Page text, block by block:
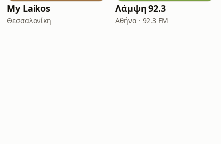
My Laikos
Θεσσαλονίκη
Λάμψη 92.3
Αθήνα · 92.3 FM